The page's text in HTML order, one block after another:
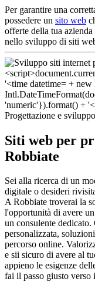
Per garantire una
possedere un sito web
offerte della tua
nello sviluppo di siti
Progettazione e
Siti web per
Robbiate
Sei alla ricerca di un
digitale o desideri
A Robbiate troverai la
l'opportunità di avere un
un consulente
personalizzata,
percorso online.
e sii sicuro di avere al
appieno le esigenze
fai il passo giusto verso